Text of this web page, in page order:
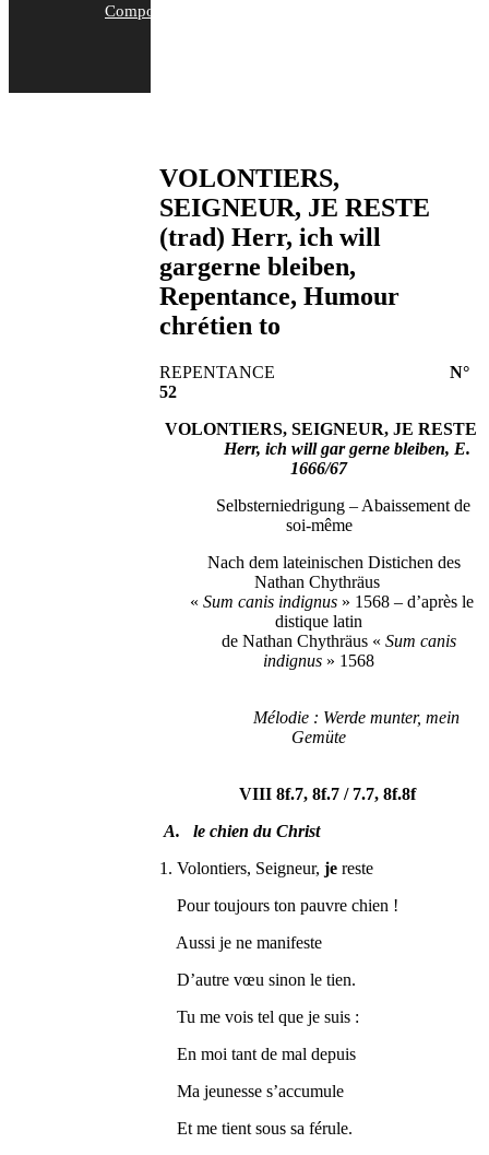
VOLONTIERS,
SEIGNEUR, JE RESTE
(trad) Herr, ich will
gargerne bleiben,
Repentance, Humour
chrétien to
REPENTANCEN°
52
VOLONTIERS, SEIGNEUR, JE RESTE
Herr, ich will gar gerne bleiben, E.
1666/67
Selbsterniedrigung – Abaissement de
soi-même
Nach dem lateinischen Distichen des
Nathan Chythräus
«Sum canis indignus » 1568 – d’après le
distique latin
de Nathan Chythräus « Sum canis
indignus » 1568
Mélodie : Werde munter, mein
Gemüte
VIII 8f.7, 8f.7 / 7.7, 8f.8f
A. le chien du Christ
1. Volontiers, Seigneur,jereste
Pour toujours ton pauvre chien !
Aussi je ne manifeste
D’autre vœu sinon le tien.
Tu me vois tel que je suis :
En moi tant de mal depuis
Ma jeunesse s’accumule
Et me tient sous sa férule.
Compositions